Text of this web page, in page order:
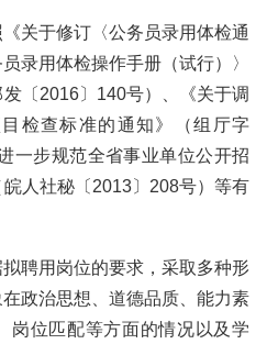
关于修订〈公务员录用体检通
录用体检操作手册（试行）〉
〔2016〕140号）、《关于调
检查标准的通知》（组厅字
一步规范全省事业单位公开招
人社秘〔2013〕208号）等有
聘用岗位的要求，采取多种形
政治思想、道德品质、能力素
岗位匹配等方面的情况以及学